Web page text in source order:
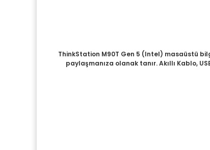
ThinkStation M90T Gen 5 (Intel) masaüstü
paylaşmanıza olanak tanır. Akıllı Kablo,